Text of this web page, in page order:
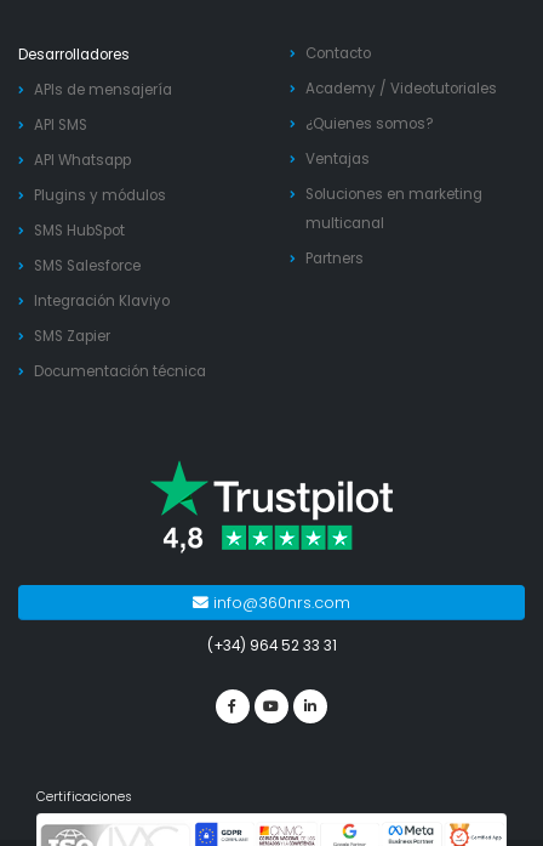
Desarrolladores
APIs de mensajería
API SMS
API Whatsapp
Plugins y módulos
SMS HubSpot
SMS Salesforce
Integración Klaviyo
SMS Zapier
Documentación técnica
Contacto
Academy / Videotutoriales
¿Quienes somos?
Ventajas
Soluciones en marketing
multicanal
Partners
info@360nrs.com
(+34) 964 52 33 31
Certificaciones